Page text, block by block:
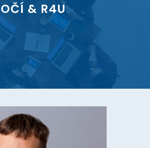
& R4U